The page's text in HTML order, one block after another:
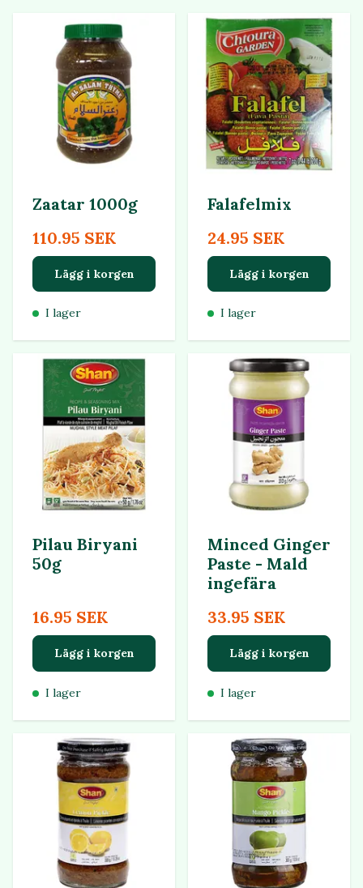
Zaatar 1000g
110.95 SEK
Lägg i korgen
I lager
Falafelmix
24.95 SEK
Lägg i korgen
I lager
Pilau Biryani
50g
16.95 SEK
Lägg i korgen
I lager
Minced Ginger
Paste - Mald
ingefära
33.95 SEK
Lägg i korgen
I lager